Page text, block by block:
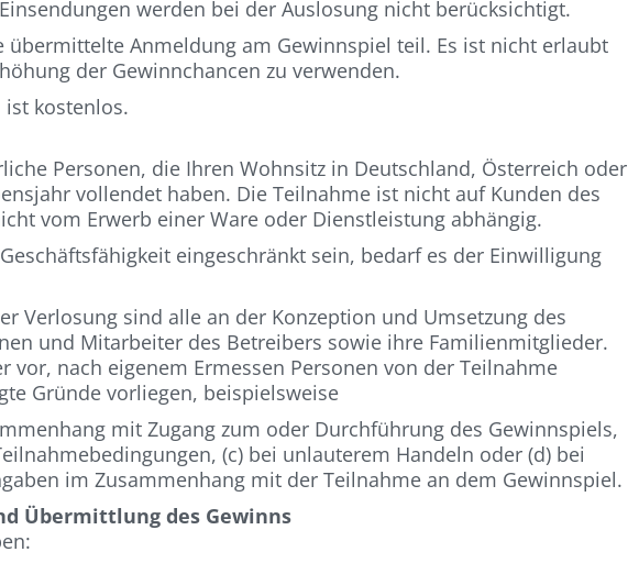
werden bei der Auslosung nicht berücksichtigt.
Anmeldung am Gewinnspiel teil. Es ist nicht erlaubt
der Gewinnchancen zu verwenden.
kostenlos.
Personen, die Ihren Wohnsitz in Deutschland, Österreich oder
vollendet haben. Die Teilnahme ist nicht auf Kunden des
vom Erwerb einer Ware oder Dienstleistung abhängig.
eingeschränkt sein, bedarf es der Einwilligung
Verlosung sind alle an der Konzeption und Umsetzung des
und Mitarbeiter des Betreibers sowie ihre Familienmitglieder.
vor, nach eigenem Ermessen Personen von der Teilnahme
Gründe vorliegen, beispielsweise
mit Zugang zum oder Durchführung des Gewinnspiels,
(c) bei unlauterem Handeln oder (d) bei
im Zusammenhang mit der Teilnahme an dem Gewinnspiel.
Übermittlung des Gewinns